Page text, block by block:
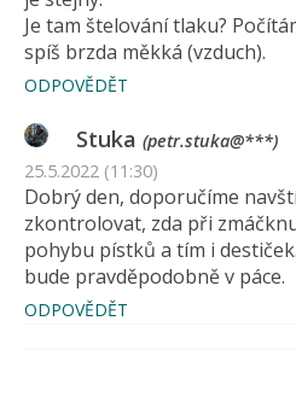
Je tam štelování tlaku?
spíš brzda měkká (vzduch).
ODPOVĚDĚT
Stuka (petr.stuka@***)
25.5.2022 (11:30)
Dobrý den, doporučíme
zkontrolovat, zda při
pohybu pístků a tím i
bude pravděpodobně v páce.
ODPOVĚDĚT